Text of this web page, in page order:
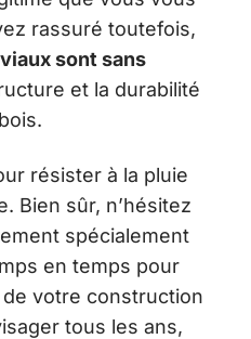
rassuré toutefois,
sont sans
et la durabilité
résister à la pluie
Bien sûr, n’hésitez
spécialement
en temps pour
votre construction
tous les ans,